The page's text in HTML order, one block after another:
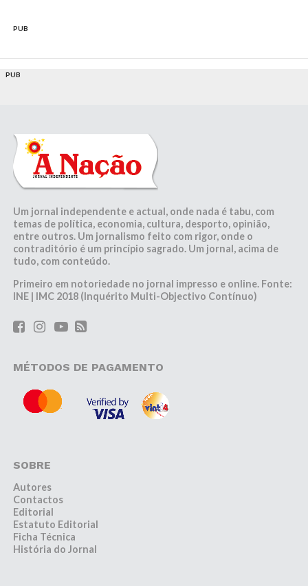
PUB
PUB
Um jornal independente e actual, onde nada é tabu, com
temas de política, economia, cultura, desporto, opinião,
entre outros. Um jornalismo feito com rigor, onde o
contraditório é um princípio sagrado. Um jornal, acima de
tudo, com conteúdo.
Primeiro em notoriedade no jornal impresso e online. Fonte:
INE | IMC 2018 (Inquérito Multi-Objectivo Contínuo)
MÉTODOS DE PAGAMENTO
SOBRE
Autores
Contactos
Editorial
Estatuto Editorial
Ficha Técnica
História do Jornal